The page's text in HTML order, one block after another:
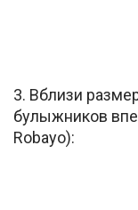
3. Вблизи
булыжников
Robayo):